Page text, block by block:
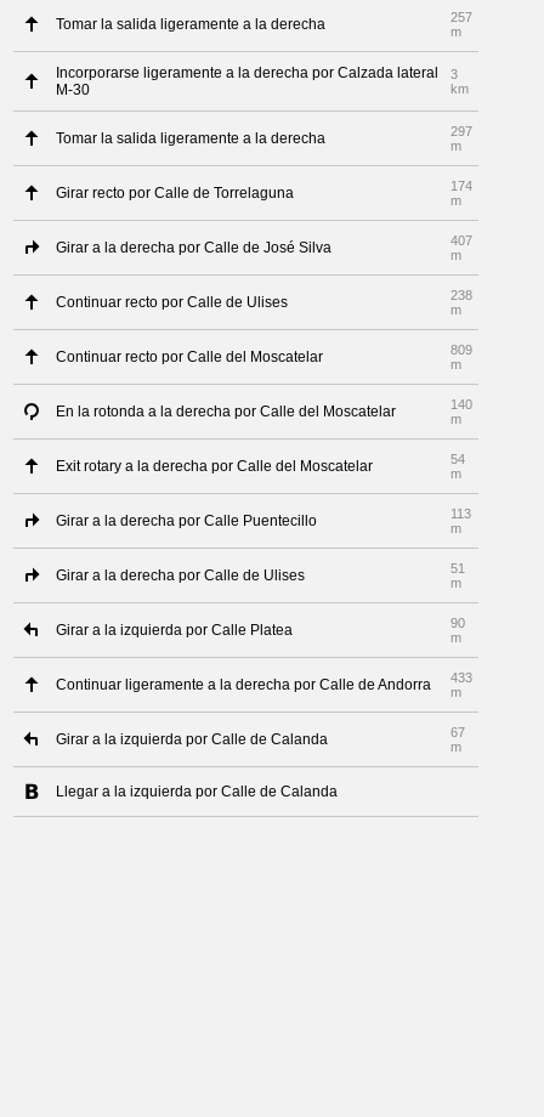
Tomar la salida ligeramente a la derecha
257
m
Incorporarse ligeramente a la derecha por Calzada lateral
M-30
3
km
Tomar la salida ligeramente a la derecha
297
m
Girar recto por Calle de Torrelaguna
174
m
Girar a la derecha por Calle de José Silva
407
m
Continuar recto por Calle de Ulises
238
m
Continuar recto por Calle del Moscatelar
809
m
En la rotonda a la derecha por Calle del Moscatelar
140
m
Exit rotary a la derecha por Calle del Moscatelar
54
m
Girar a la derecha por Calle Puentecillo
113
m
Girar a la derecha por Calle de Ulises
51
m
Girar a la izquierda por Calle Platea
90
m
Continuar ligeramente a la derecha por Calle de Andorra
433
m
Girar a la izquierda por Calle de Calanda
67
m
Llegar a la izquierda por Calle de Calanda